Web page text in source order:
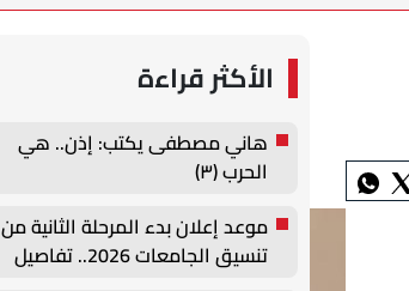
الأكثر قراءة
هاني مصطفى يكتب: إذن.. هي
الحرب (٣)
موعد إعلان بدء المرحلة الثانية من
تنسيق الجامعات 2026.. تفاصيل